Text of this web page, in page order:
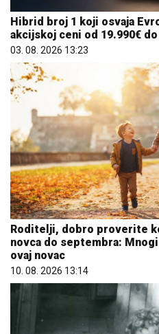
Hibrid broj 1 koji osvaja
akcijskoj ceni od 19.990€ do
03. 08. 2026 13:23
Roditelji, dobro proverite
novca do septembra:
ovaj novac
10. 08. 2026 13:14